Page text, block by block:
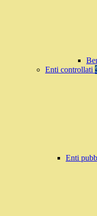
Enti controllati
Enti